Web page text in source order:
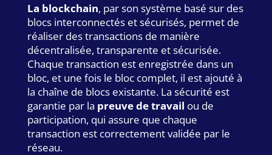
La blockchain, par son système basé sur des
blocs interconnectés et sécurisés, permet de
réaliser des transactions de manière
décentralisée, transparente et sécurisée.
Chaque transaction est enregistrée dans un
bloc, et une fois le bloc complet, il est ajouté à
la chaîne de blocs existante. La sécurité est
garantie par la preuve de travail ou de
participation, qui assure que chaque
transaction est correctement validée par le
réseau.